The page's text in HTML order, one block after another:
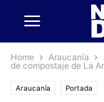
Home Araucanía
de compostaje de La
Araucanía Portada